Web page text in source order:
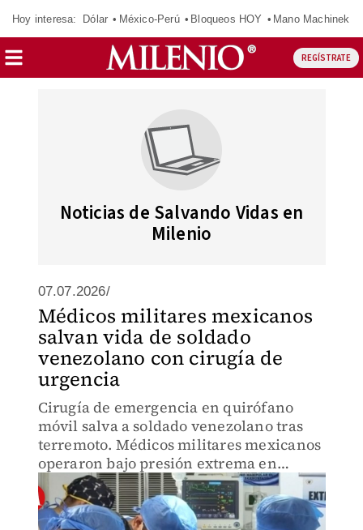
Hoy interesa: Dólar México-Perú Bloqueos HOY Mano Machinek
REGÍSTRATE
Noticias de Salvando Vidas en
Milenio
07.07.2026/
Médicos militares mexicanos
salvan vida de soldado
venezolano con cirugía de
urgencia
Cirugía de emergencia en quirófano
móvil salva a soldado venezolano tras
terremoto. Médicos militares mexicanos
operaron bajo presión extrema en
campamento Yumare. Teniente Coronel
Jiménez García revela complicaciones y
cómo México apoya a Venezuela.